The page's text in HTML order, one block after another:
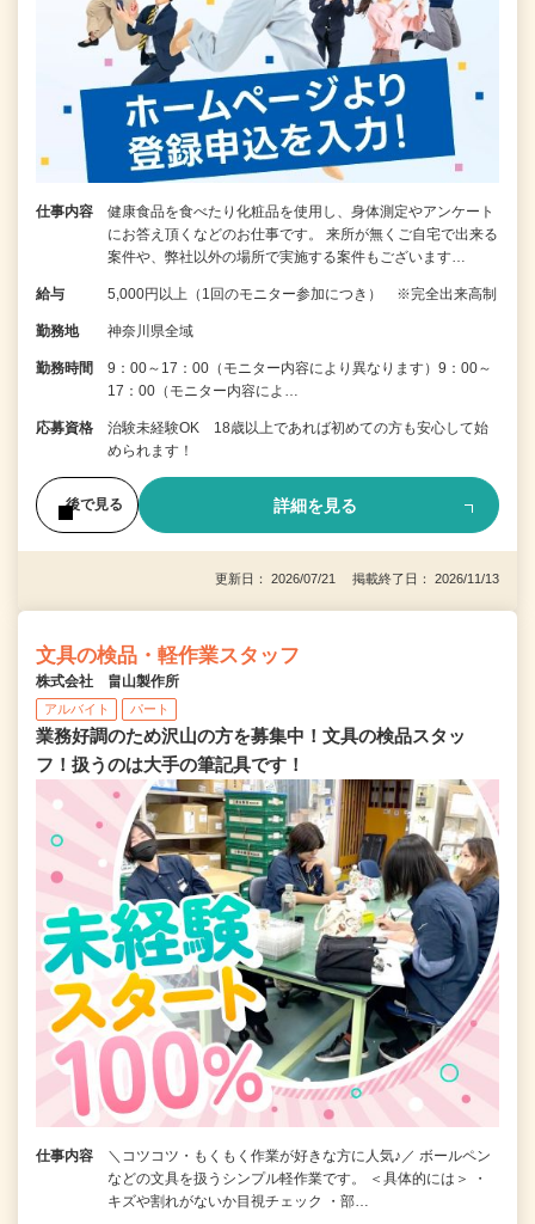
仕事内容
健康食品を食べたり化粧品を使用し、身体測定やアンケート
にお答え頂くなどのお仕事です。 来所が無くご自宅で出来る
案件や、弊社以外の場所で実施する案件もございます…
給与 5,000円以上（1回のモニター参加につき） ※完全出来高制
勤務地 神奈川県全域
勤務時間
9：00～17：00（モニター内容により異なります）9：00～
17：00（モニター内容によ…
応募資格
治験未経験OK 18歳以上であれば初めての方も安心して始
められます！
後で見る 詳細を見る
更新日： 2026/07/21 掲載終了日： 2026/11/13
文具の検品・軽作業スタッフ
株式会社 畠山製作所
アルバイト パート
業務好調のため沢山の方を募集中！文具の検品スタッ
フ！扱うのは大手の筆記具です！
仕事内容
＼コツコツ・もくもく作業が好きな方に人気♪／ ボールペン
などの文具を扱うシンプル軽作業です。 ＜具体的には＞ ・
キズや割れがないか目視チェック ・部…